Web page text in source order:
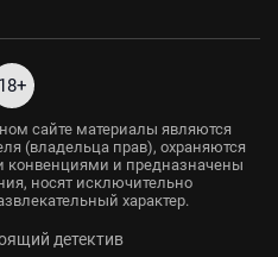
18+
сайте материалы являются
(владельца прав), охраняются
и предназначены
носят исключительно
характер.
детектив